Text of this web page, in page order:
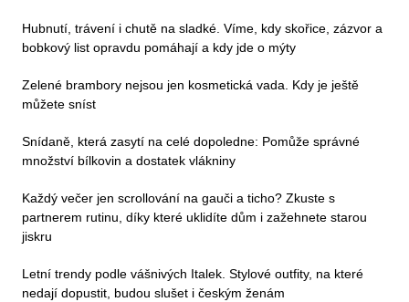
Hubnutí, trávení i chutě na sladké. Víme, kdy skořice, zázvor a
bobkový list opravdu pomáhají a kdy jde o mýty
Zelené brambory nejsou jen kosmetická vada. Kdy je ještě
můžete sníst
Snídaně, která zasytí na celé dopoledne: Pomůže správné
množství bílkovin a dostatek vlákniny
Každý večer jen scrollování na gauči a ticho? Zkuste s
partnerem rutinu, díky které uklidíte dům i zažehnete starou
jiskru
Letní trendy podle vášnivých Italek. Stylové outfity, na které
nedají dopustit, budou slušet i českým ženám